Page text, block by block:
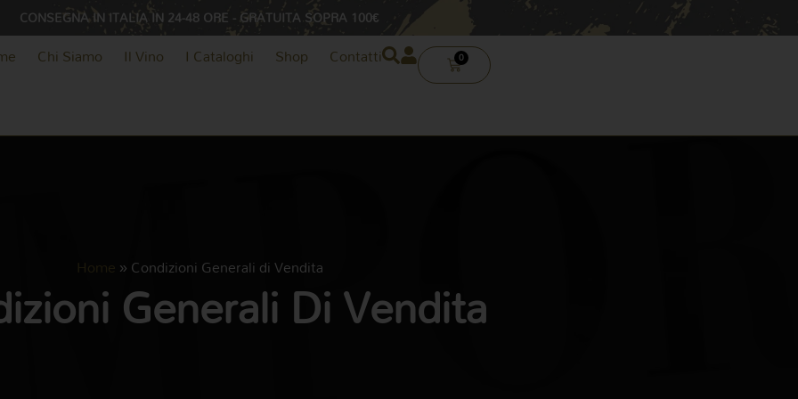
CONSEGNA IN ITALIA IN 24-48 ORE - GRATUITA SOPRA 100€
Chi Siamo Il Vino I Cataloghi Shop Contatti 0
CARRELLO
Home »Condizioni Generali di Vendita
Generali Di Vendita